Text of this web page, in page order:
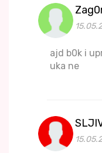
ajd b0k i
uka ne